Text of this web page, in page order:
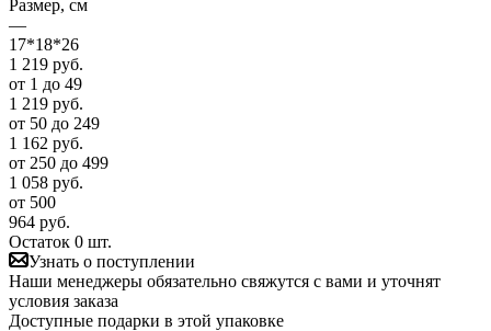
Размер, см
—
17*18*26
1 219 руб.
от 1 до 49
1 219 руб.
от 50 до 249
1 162 руб.
от 250 до 499
1 058 руб.
от 500
964 руб.
Остаток 0 шт.
Узнать о поступлении
Наши менеджеры обязательно свяжутся с вами и уточнят
условия заказа
Доступные подарки в этой упаковке